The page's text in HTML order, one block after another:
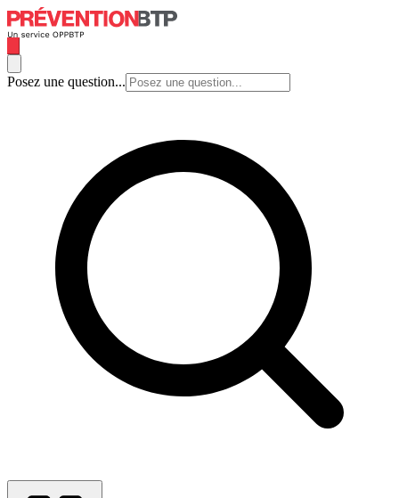
Posez une question...